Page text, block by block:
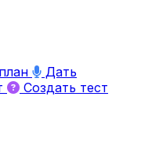
Дать
Создать тест